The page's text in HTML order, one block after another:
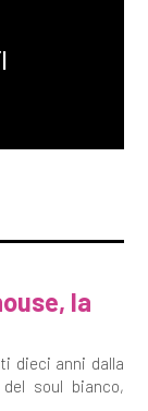
la
dieci anni dalla
soul bianco,